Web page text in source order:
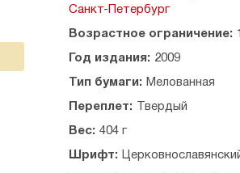
Санкт-Петербург
Возрастное ограничение:
Год издания: 2009
Тип бумаги: Мелованная
Переплет: Твердый
Вес: 404 г
Шрифт: